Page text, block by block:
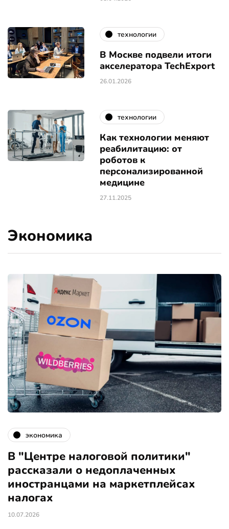
технологии
В Москве подвели итоги
акселератора TechExport
26.01.2026
технологии
Как технологии меняют
реабилитацию: от
роботов к
персонализированной
медицине
27.11.2025
Экономика
экономика
В "Центре налоговой политики"
рассказали о недоплаченных
иностранцами на маркетплейсах
налогах
10.07.2026